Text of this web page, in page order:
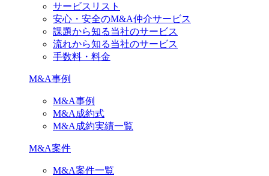
サービスリスト
安心・安全のM&A仲介サービス
課題から知る当社のサービス
流れから知る当社のサービス
手数料・料金
M&A事例
M&A事例
M&A成約式
M&A成約実績一覧
M&A案件
M&A案件一覧